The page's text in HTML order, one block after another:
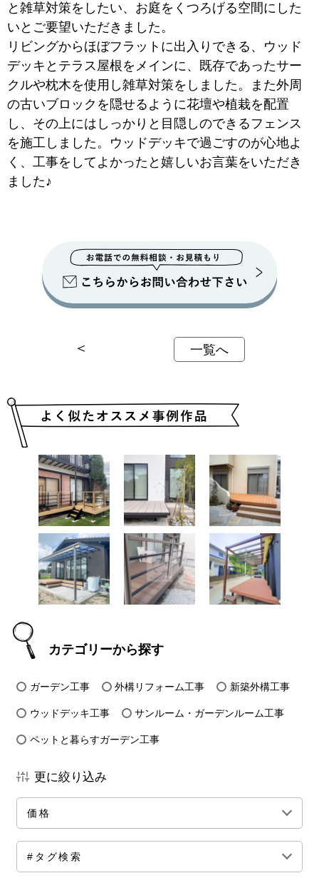
と雑草対策をしたい、お庭をくつろげる空間にした
いとご要望いただきました。
リビングからほぼフラットに出入りできる、ウッド
デッキとテラス屋根をメインに、既存であったサー
クルや枕木を使用し雑草対策をしました。また外周
の古いブロックを隠せるように花壇や植栽を配置
し、その上にはしっかりと目隠しのできるフェンス
を施工しました。ウッドデッキで過ごすのが心地よ
く、工事をしてよかったと嬉しいお言葉をいただき
ました♪
＜ 一覧へ
カテゴリーから探す
ガーデン工事 外構リフォーム工事 新築外構工事
ウッドデッキ工事 サンルーム・ガーデンルーム工事
ペットと暮らすガーデン工事
更に絞り込み
価格
全ての価格帯
150万円前後 200万円前後 250万円前後
#タグ検索